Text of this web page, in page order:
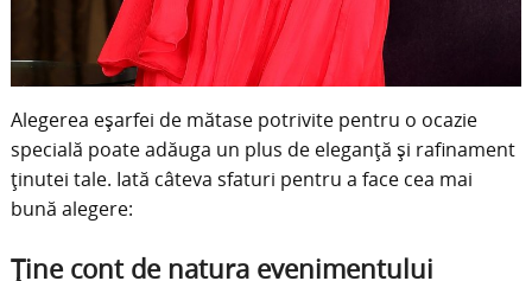
Alegerea eșarfei de mătase potrivite pentru o ocazie
specială poate adăuga un plus de eleganță și rafinament
ținutei tale. Iată câteva sfaturi pentru a face cea mai
bună alegere:​
Ține cont de natura evenimentului